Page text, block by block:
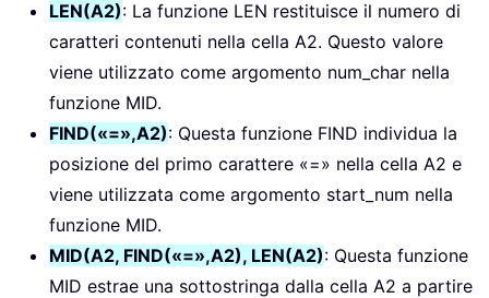
LEN(A2): La funzione LEN restituisce il numero di
caratteri contenuti nella cella A2. Questo valore
viene utilizzato come argomento num_char nella
funzione MID.
FIND(«=»,A2): Questa funzione FIND individua la
posizione del primo carattere «=» nella cella A2 e
viene utilizzata come argomento start_num nella
funzione MID.
MID(A2, FIND(«=»,A2), LEN(A2): Questa funzione
MID estrae una sottostringa dalla cella A2 a partire